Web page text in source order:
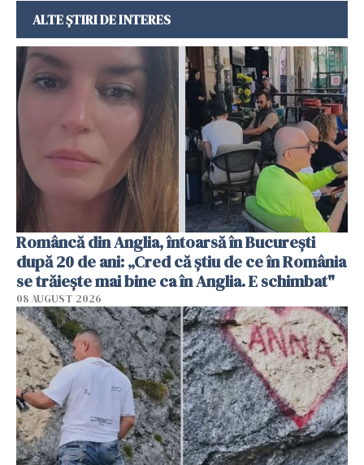
ALTE ȘTIRI DE INTERES
Româncă din Anglia, întoarsă în București
după 20 de ani: „Cred că știu de ce în România
se trăiește mai bine ca în Anglia. E schimbat"
08 AUGUST 2026